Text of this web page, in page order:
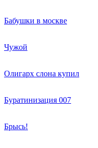
Бабушки в москве
Чужой
Олигарх слона купил
Буратинизация 007
Брысь!